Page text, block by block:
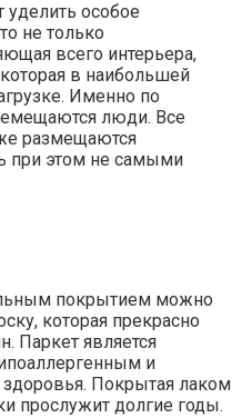
уделить особое
не только
всего интерьера,
в наибольшей
Именно по
люди. Все
размещаются
при этом не самыми
покрытием можно
которая прекрасно
Паркет является
и
Покрытая лаком
прослужит долгие годы.